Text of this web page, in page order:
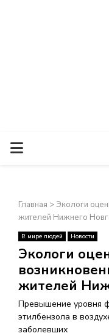
О
Н
О
В
Н
Главная >Экологи
жителей Нижнего
В мире людей Новости
Экологи
жителей
Превышение уровня
этилбензола в
заболевших